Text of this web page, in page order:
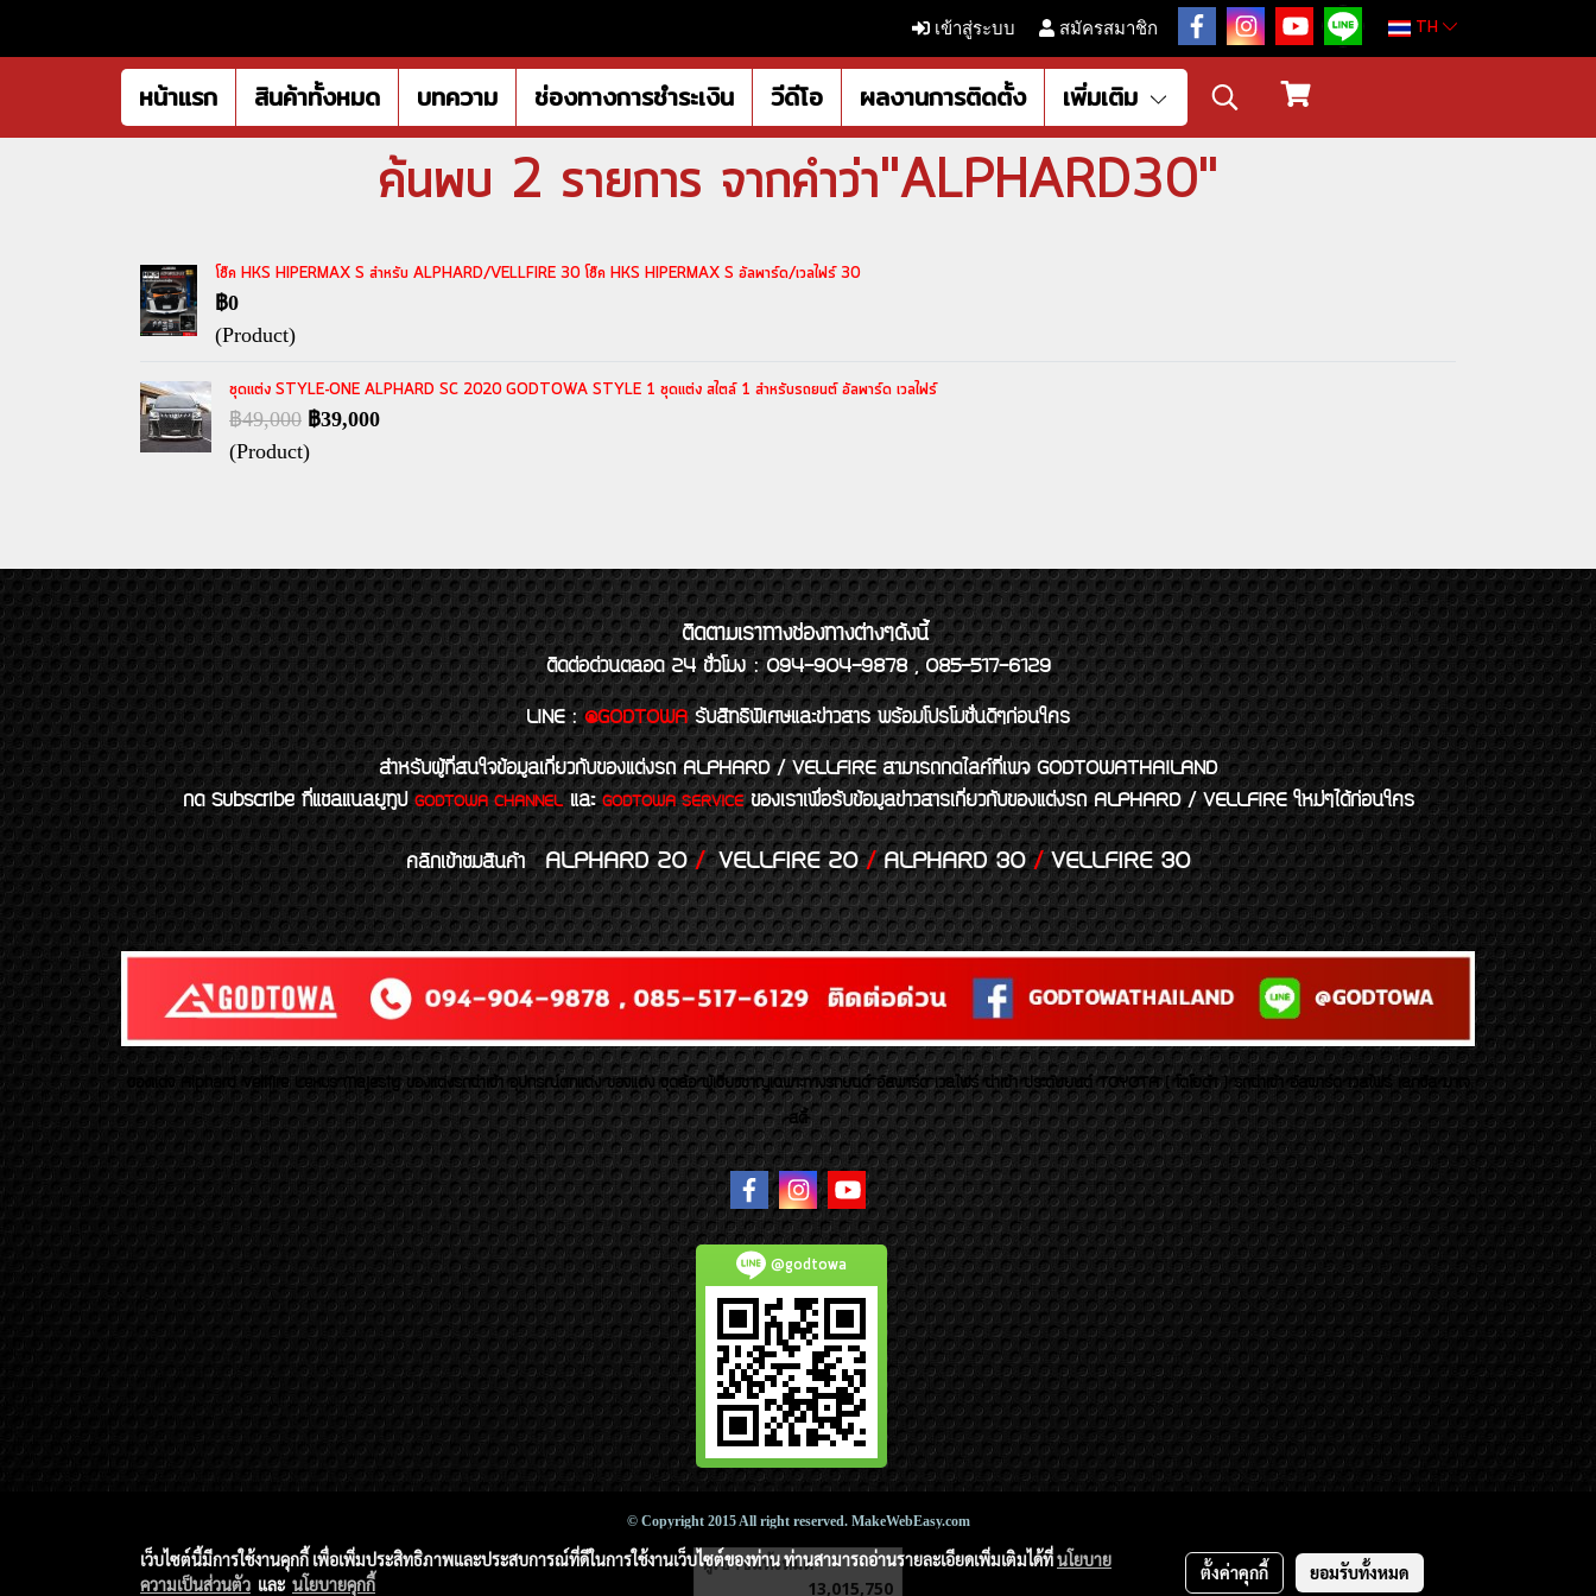
เข้าสู่ระบบ สมัครสมาชิก TH
หน้าแรก สินค้าทั้งหมด บทความ ช่องทางการชำระเงิน วีดีโอ ผลงานการติดตั้ง เพิ่มเติม
ค้นพบ 2 รายการ จากคำว่า"ALPHARD30"
โช๊ค HKS HIPERMAX S สำหรับ ALPHARD/VELLFIRE 30 โช๊ค HKS HIPERMAX S อัลพาร์ด/เวลไฟร์ 30
฿0
(Product)
ชุดเเต่ง STYLE-ONE ALPHARD SC 2020 GODTOWA STYLE 1 ชุดแต่ง สไตล์ 1 สำหรับรถยนต์ อัลพาร์ด เวลไฟร์
฿49,000 ฿39,000
(Product)
ติดตามเราทางช่องทางต่างๆดังนี้
ติดต่อด่วนตลอด 24 ชั่วโมง : 094-904-9878 , 085-517-6129
LINE : @GODTOWA รับสิทธิพิเศษและข่าวสาร พร้อมโปรโมชั่นดีๆก่อนใคร
สำหรับผู้ที่สนใจข้อมูลเกี่ยวกับของแต่งรถ ALPHARD / VELLFIRE สามารถกดไลค์ที่เพจ GODTOWATHAILAND
กด Subscribe ที่แชลแนลยูทูปGODTOWA CHANNELและGODTOWA SERVICEของเราเพื่อรับข้อมูลข่าวสารเกี่ยวกับของแต่งรถ ALPHARD / VELLFIRE ใหม่ๆได้ก่อนใคร
คลิกเข้าชมสินค้า ALPHARD 20/VELLFIRE 20/ALPHARD 30/VELLFIRE 30
ของเเต่ง Alphard Vellfire Lexus Majesty ของเเต่งรถนำเข้า อุปกรณ์ตกแต่ง ของแต่ง ชุดล้อ ผู้เชี่ยวชาญเฉพาะทางรถยนต์ อัลพาร์ด เวลไฟร์ นำเข้า ประดับยนต์ TOYOTA ( โตโยต้า ) รถนำเข้า อัลพาร์ด เวลไฟร์ เลกซัส มาเจ
สตี้
@godtowa
© Copyright 2015 All right reserved. MakeWebEasy.com
ผู้เข้าชมวันนี้ 1
เว็บไซต์นี้มีการใช้งานคุกกี้ เพื่อเพิ่มประสิทธิภาพและประสบการณ์ที่ดีในการใช้งานเว็บไซต์ของท่าน ท่านสามารถอ่านรายละเอียดเพิ่มเติมได้ที่นโยบาย
ความเป็นส่วนตัว และ นโยบายคุกกี้
ตั้งค่าคุกกี้ ยอมรับทั้งหมด